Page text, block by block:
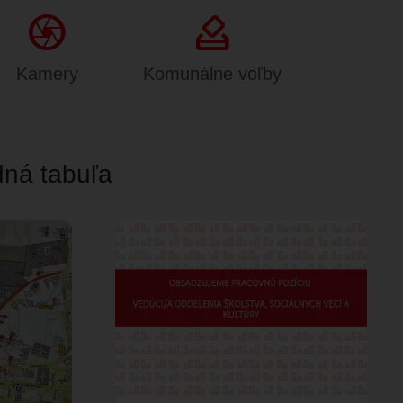
Camera
Kamery
how_to_vote
Komunálne voľby
tabuľa